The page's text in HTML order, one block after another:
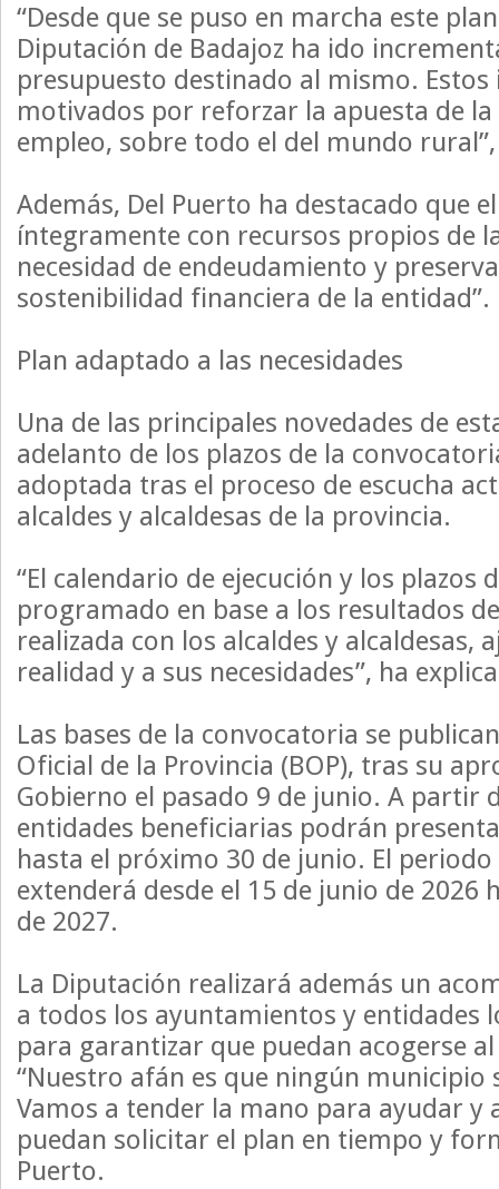
“Desde que se puso en marcha este
Diputación de Badajoz ha ido
presupuesto destinado al mismo.
motivados por reforzar la apuesta de
empleo, sobre todo el del mundo
Además, Del Puerto ha destacado que
íntegramente con recursos propios de
necesidad de endeudamiento y
sostenibilidad financiera de la entidad”.
Plan adaptado a las necesidades
Una de las principales novedades de
adelanto de los plazos de la
adoptada tras el proceso de escucha
alcaldes y alcaldesas de la provincia.
“El calendario de ejecución y los plazos
programado en base a los resultados
realizada con los alcaldes y alcaldesas,
realidad y a sus necesidades”, ha
Las bases de la convocatoria se
Oficial de la Provincia (BOP), tras su
Gobierno el pasado 9 de junio. A partir
entidades beneficiarias podrán
hasta el próximo 30 de junio. El periodo
extenderá desde el 15 de junio de 2026
de 2027.
La Diputación realizará además un
a todos los ayuntamientos y entidades
para garantizar que puedan acogerse
“Nuestro afán es que ningún municipio
Vamos a tender la mano para ayudar y
puedan solicitar el plan en tiempo y
Puerto.